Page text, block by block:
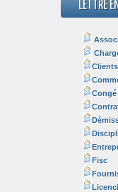
LETTRE
Clients
Congé
Fisc